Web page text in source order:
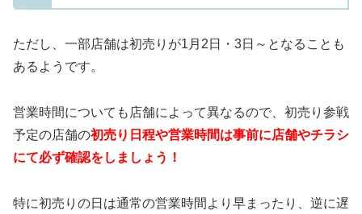
ただし、一部店舗は初売りが1月2日・3日～となることも
あるようです。
営業時間についても店舗によって異なるので、初売り参戦
予定の店舗の初売り日程や営業時間は事前に店舗やチラシ
にて必ず確認をしましょう！
特に初売りの日は通常の営業時間より早まったり、逆に遅